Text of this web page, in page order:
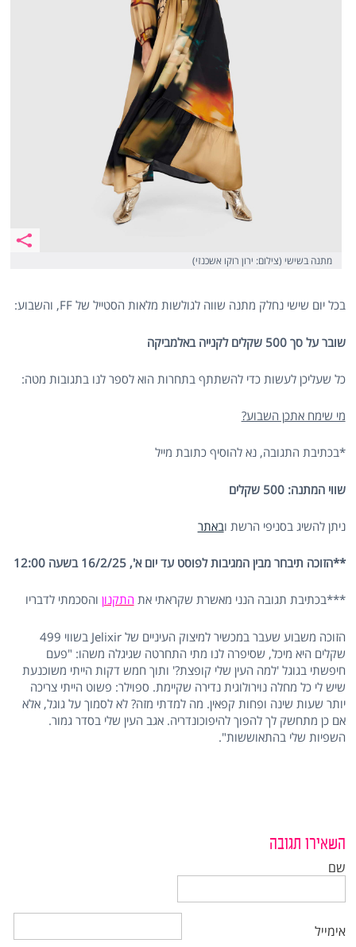
מתנה בשישי (צילום: ירון רוקו אשכנזי)
בכל יום שישי נחלק מתנה שווה לגולשות מלאות הסטייל של FF, והשבוע:
שובר על סך 500 שקלים לקנייה באלמביקה
כל שעליכן לעשות כדי להשתתף בתחרות הוא לספר לנו בתגובות מטה:
מי שימח אתכן השבוע?
*בכתיבת התגובה, נא להוסיף כתובת מייל
שווי המתנה: 500 שקלים
ניתן להשיג בסניפי הרשת ובאתר
**הזוכה תיבחר מבין המגיבות לפוסט עד יום א', 16/2/25 בשעה 12:00
***בכתיבת תגובה הנני מאשרת שקראתי את התקנון והסכמתי לדבריו
הזוכה משבוע שעבר במכשיר למיצוק העיניים של Jelixir בשווי 499
שקלים היא מיכל, שסיפרה לנו מתי התחרטה שגיגלה משהו: "פעם
חיפשתי בגוגל 'למה העין שלי קופצת?' ותוך חמש דקות הייתי משוכנעת
שיש לי כל מחלה נוירולוגית נדירה שקיימת. ספוילר: פשוט הייתי צריכה
יותר שעות שינה ופחות קפאין. מה למדתי מזה? לא לסמוך על גוגל, אלא
אם כן מתחשק לך להפוך להיפוכונדריה. אגב העין שלי בסדר גמור.
השפיות שלי בהתאוששות".
השאירו תגובה
שם
אימייל